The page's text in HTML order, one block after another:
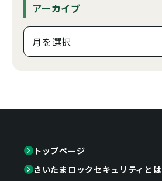
アーカイブ
トップページ
さいたまロックセキュリティとは